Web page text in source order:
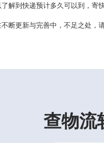
解到快递预计多久可以到，寄
断更新与完善中，不足之处，请
查物